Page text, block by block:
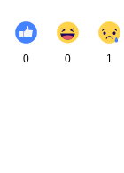
0 0 1